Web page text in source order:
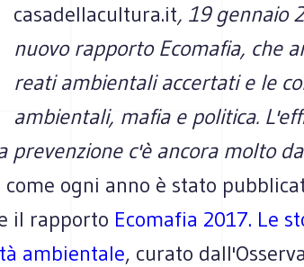
casadellacultura.it, 19 gennaio
nuovo rapporto Ecomafia, che
reati ambientali accertati e le
ambientali, mafia e politica.
prevenzione c'è ancora molto
come ogni anno è stato
il rapporto Ecomafia 2017. Le
ambientale, curato